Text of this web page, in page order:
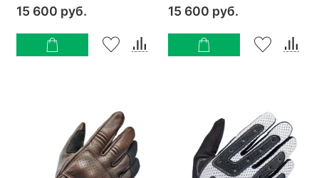
15 600 руб. 15 600 руб.